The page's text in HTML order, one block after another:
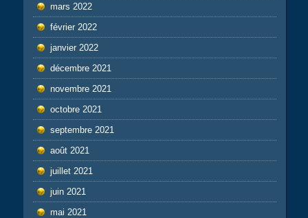
mars 2022
février 2022
janvier 2022
décembre 2021
novembre 2021
octobre 2021
septembre 2021
août 2021
juillet 2021
juin 2021
mai 2021